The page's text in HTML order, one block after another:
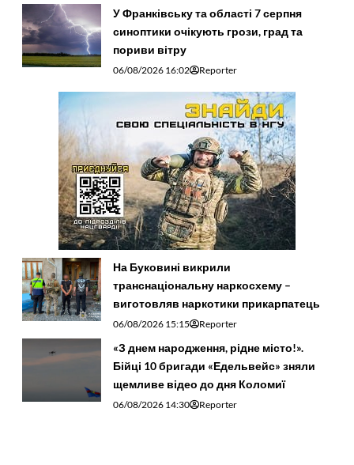
У Франківську та області 7 серпня
синоптики очікують грози, град та
пориви вітру
06/08/2026 16:02 Reporter
На Буковині викрили
транснаціональну наркосхему –
виготовляв наркотики прикарпатець
06/08/2026 15:15 Reporter
«З днем народження, рідне місто!».
Бійці 10 бригади «Едельвейс» зняли
щемливе відео до дня Коломиї
06/08/2026 14:30 Reporter